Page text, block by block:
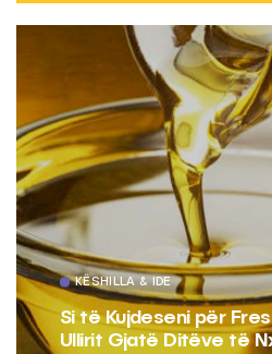
KËSHILLA & IDE
Si të Kujdeseni për
Ullirit Gjatë Ditëve të